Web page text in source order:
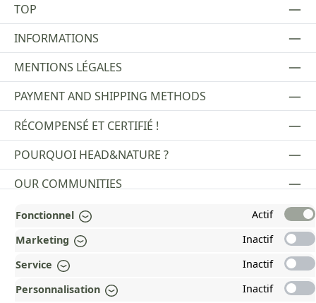
TOP
INFORMATIONS
MENTIONS LÉGALES
PAYMENT AND SHIPPING METHODS
RÉCOMPENSÉ ET CERTIFIÉ !
POURQUOI HEAD&NATURE ?
OUR COMMUNITIES
*Tous les prix incluent la TVA plus les frais d'expédition
et les éventuels frais de
Fonctionnel
Actif
Marketing
Inactif
Service
Inactif
Personnalisation
Inactif